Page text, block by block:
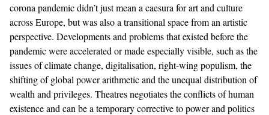
corona pandemic didn’t just mean a caesura for art and culture
across Europe, but was also a transitional space from an artistic
perspective. Developments and problems that existed before the
pandemic were accelerated or made especially visible, such as the
issues of climate change, digitalisation, right-wing populism, the
shifting of global power arithmetic and the unequal distribution of
wealth and privileges. Theatres negotiates the conflicts of human
existence and can be a temporary corrective to power and politics